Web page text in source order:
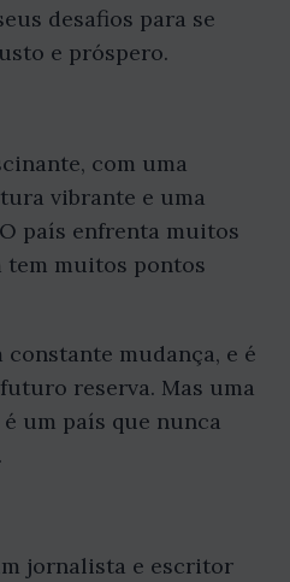
desafios para se
e próspero.
com uma
vibrante e uma
país enfrenta muitos
tem muitos pontos
mudança, e é
reserva. Mas uma
um país que nunca
jornalista e escritor